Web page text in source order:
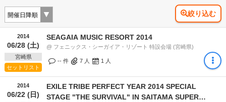
絞り込む
2014
06/28 (土)
宮崎県
セットリスト
SEAGAIA MUSIC RESORT 2014
@ フェニックス・シーガイア・リゾート 特設会場 (宮崎県)
-- 件 7 人 1 人
2014
06/22 (日)
EXILE TRIBE PERFECT YEAR 2014 SPECIAL
STAGE "THE SURVIVAL" IN SAITAMA SUPER